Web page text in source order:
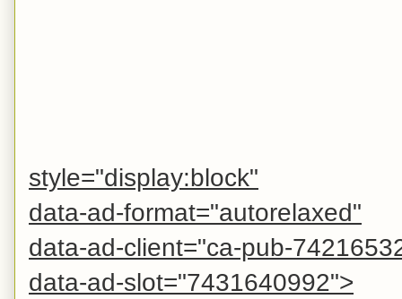
style="display:block"
data-ad-format="autorelaxed"
data-ad-client="ca-pub-
data-ad-slot="7431640992">